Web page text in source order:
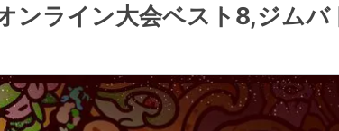
ンライン大会ベスト8,ジムバ